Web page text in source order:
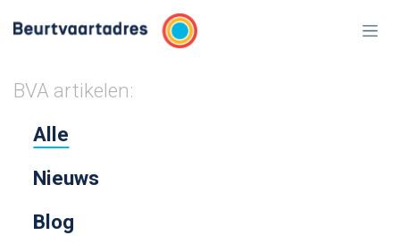
BVA artikelen:
Alle
Nieuws
Blog